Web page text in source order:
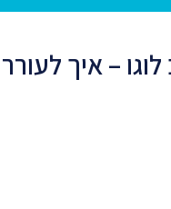
– איך